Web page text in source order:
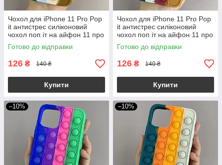
Чохол для iPhone 11 Pro Pop
it антистрес силіконовий
чохол поп іт на айфон 11 про
зелений коричневий ORG 1
Готово до відправки
126 ₴ 140 ₴
Купити
Чохол для iPhone 11 Pro Pop
it антистрес силіконовий
чохол поп іт на айфон 11 про
зелений помаранчевий ORG
3
Готово до відправки
126 ₴ 140 ₴
Купити
–10% –10%